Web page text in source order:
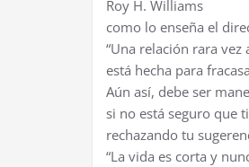
Roy H. Williams
como lo enseña el
“Una relación rara
está hecha para
Aún así, debe ser
si no está seguro que
rechazando tu
“La vida es corta y